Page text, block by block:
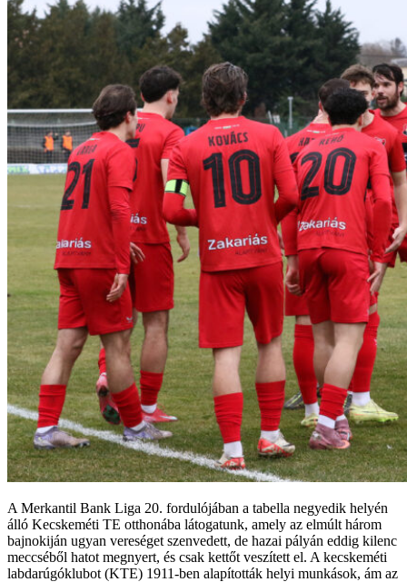
A Merkantil Bank Liga 20. fordulójában a tabella negyedik helyén
álló Kecskeméti TE otthonába látogatunk, amely az elmúlt három
bajnokiján ugyan vereséget szenvedett, de hazai pályán eddig kilenc
meccséből hatot megnyert, és csak kettőt veszített el. A kecskeméti
labdarúgóklubot (KTE) 1911-ben alapították helyi munkások, ám az